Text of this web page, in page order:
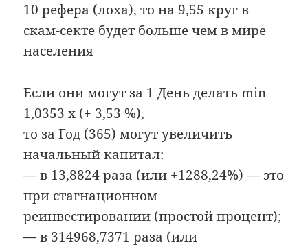
10 рефера (лоха), то на 9,55 круг в
скам-секте будет больше чем в мире
населения
Если они могут за 1 День делать min
1,0353 х (+ 3,53 %),
то за Год (365) могут увеличить
начальный капитал:
— в 13,8824 раза (или +1288,24%) — это
при стагнационном
реинвестировании (простой процент);
— в 314968,7371 раза (или